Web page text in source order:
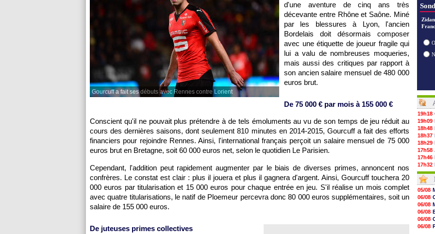
Gourcuff a fait ses débuts avec Rennes contre Lorient
d'une aventure de cinq ans très
décevante entre Rhône et Saône. Miné
par les blessures à Lyon, l'ancien
Bordelais doit désormais composer
avec une étiquette de joueur fragile qui
lui a valu de nombreuses moqueries,
mais aussi des critiques par rapport à
son ancien salaire mensuel de 480 000
euros brut.
De 75 000 € par mois à 155 000 €
Conscient qu'il ne pouvait plus prétendre à de tels émoluments au vu de son temps de jeu réduit au
cours des dernières saisons, dont seulement 810 minutes en 2014-2015, Gourcuff a fait des efforts
financiers pour rejoindre Rennes. Ainsi, l'international français perçoit un salaire mensuel de 75 000
euros brut en Bretagne, soit 60 000 euros net, selon le quotidien Le Parisien.
Cependant, l'addition peut rapidement augmenter par le biais de diverses primes, annoncent nos
confrères. Le constat est clair : plus il jouera et plus il gagnera d'argent. Ainsi, Gourcuff touchera 20
000 euros par titularisation et 15 000 euros pour chaque entrée en jeu. S'il réalise un mois complet
avec quatre titularisations, le natif de Ploemeur percevra donc 80 000 euros supplémentaires, soit un
salaire de 155 000 euros.
De juteuses primes collectives
19h18
19h09
18h48
18h37
18h29
17h58
17h46
17h32
17h16
16h59
16h37
16h33
16h27
16h22
16h07
15h46
15h41
05/08
06/08
06/08
06/08
06/08
06/08